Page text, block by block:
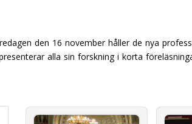
den 16 november håller de nya
alla sin forskning i korta